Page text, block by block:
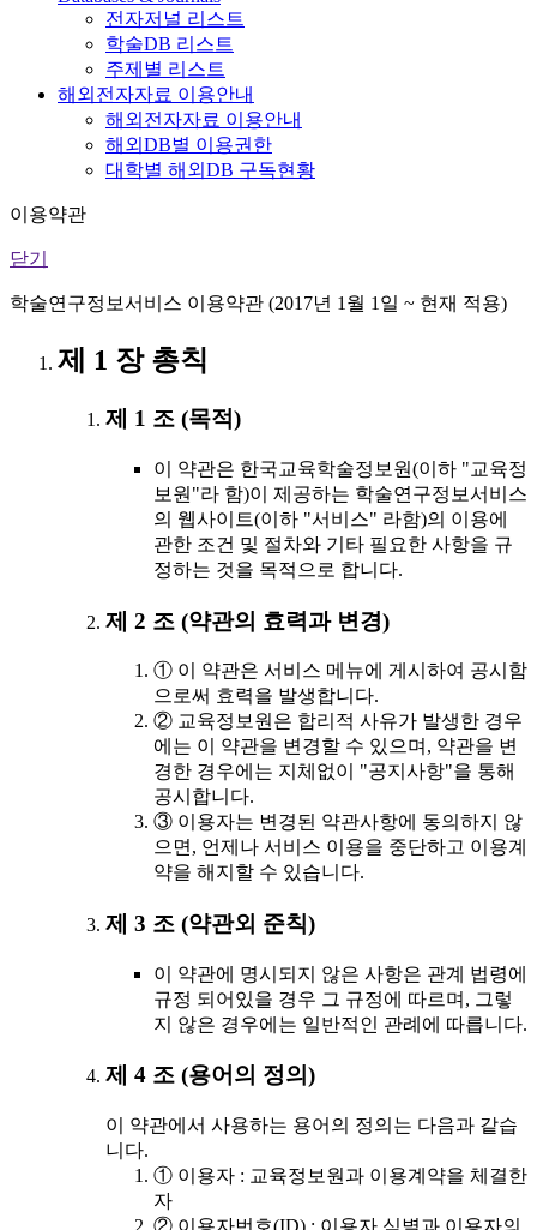
전자저널 리스트
학술DB 리스트
주제별 리스트
해외전자자료 이용안내
해외전자자료 이용안내
해외DB별 이용권한
대학별 해외DB 구독현황
이용약관
닫기
학술연구정보서비스 이용약관 (2017년 1월 1일 ~ 현재 적용)
제 1 장 총칙
제 1 조 (목적)
이 약관은 한국교육학술정보원(이하 "교육정
보원"라 함)이 제공하는 학술연구정보서비스
의 웹사이트(이하 "서비스" 라함)의 이용에
관한 조건 및 절차와 기타 필요한 사항을 규
정하는 것을 목적으로 합니다.
제 2 조 (약관의 효력과 변경)
① 이 약관은 서비스 메뉴에 게시하여 공시함
으로써 효력을 발생합니다.
② 교육정보원은 합리적 사유가 발생한 경우
에는 이 약관을 변경할 수 있으며, 약관을 변
경한 경우에는 지체없이 "공지사항"을 통해
공시합니다.
③ 이용자는 변경된 약관사항에 동의하지 않
으면, 언제나 서비스 이용을 중단하고 이용계
약을 해지할 수 있습니다.
제 3 조 (약관외 준칙)
이 약관에 명시되지 않은 사항은 관계 법령에
규정 되어있을 경우 그 규정에 따르며, 그렇
지 않은 경우에는 일반적인 관례에 따릅니다.
제 4 조 (용어의 정의)
이 약관에서 사용하는 용어의 정의는 다음과 같습
니다.
① 이용자 : 교육정보원과 이용계약을 체결한
자